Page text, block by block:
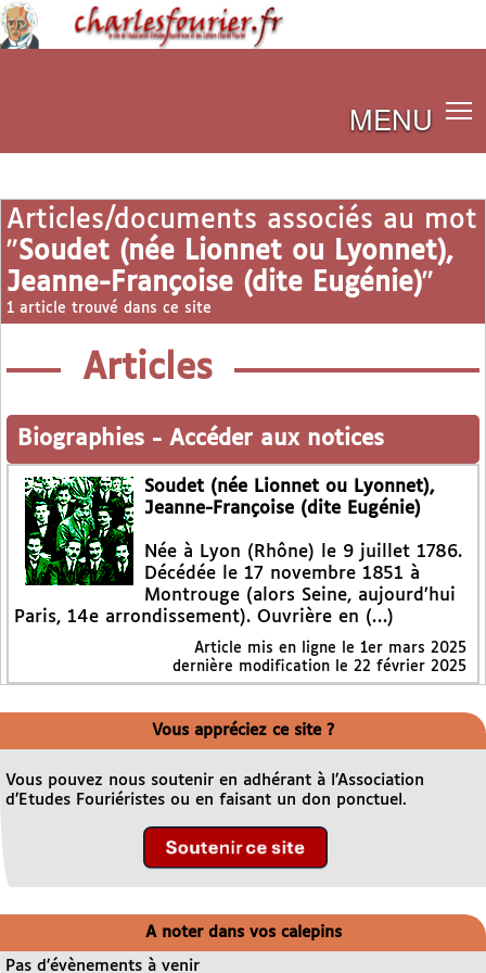
MENU
Articles/documents associés au mot
"Soudet (née Lionnet ou Lyonnet),
Jeanne-Françoise (dite Eugénie)"
1 article trouvé dans ce site
Articles
Biographies - Accéder aux notices
Soudet (née Lionnet ou Lyonnet),
Jeanne-Françoise (dite Eugénie)
Née à Lyon (Rhône) le 9 juillet 1786.
Décédée le 17 novembre 1851 à
Montrouge (alors Seine, aujourd’hui
Paris, 14e arrondissement). Ouvrière en (…)
Article mis en ligne le 1er mars 2025
dernière modification le 22 février 2025
Vous appréciez ce site ?
Vous pouvez nous soutenir en adhérant à l’Association
d’Etudes Fouriéristes ou en faisant un don ponctuel.
A noter dans vos calepins
Pas d’évènements à venir